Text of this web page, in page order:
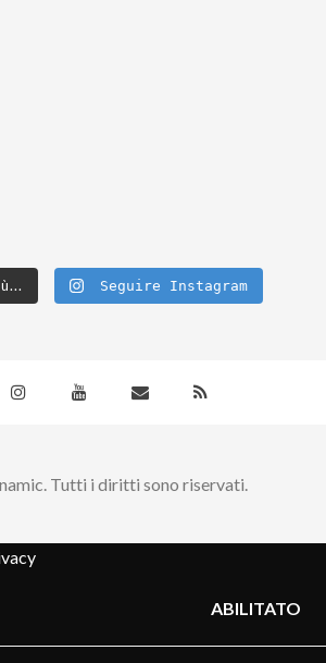
Seguire Instagram
Tutti i diritti sono riservati.
ABILITATO